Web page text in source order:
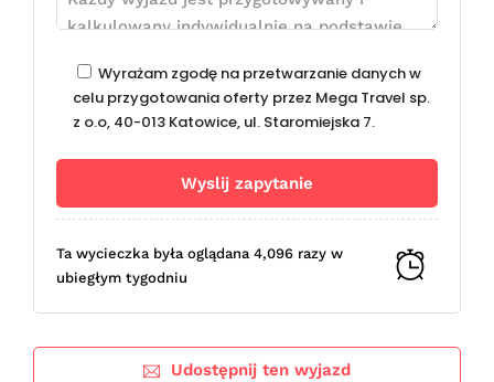
Wyrażam zgodę na przetwarzanie danych w
celu przygotowania oferty przez Mega Travel sp.
z o.o, 40-013 Katowice, ul. Staromiejska 7.
Ta wycieczka była oglądana 4,096 razy w
ubiegłym tygodniu
Udostępnij ten wyjazd